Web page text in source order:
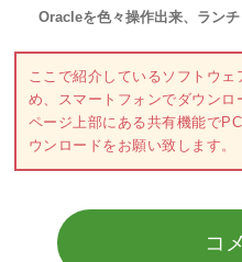
Oracleを色々操作出来、ラン
ここで紹介しているソフトウ
め、スマートフォンでダウンロ
ページ上部にある共有機能で
ウンロードをお願い致します。
コ